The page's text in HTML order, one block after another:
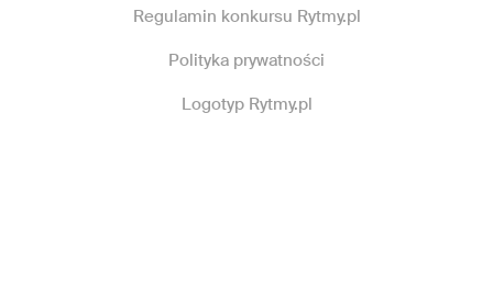
Regulamin konkursu Rytmy.pl
Polityka prywatności
Logotyp Rytmy.pl